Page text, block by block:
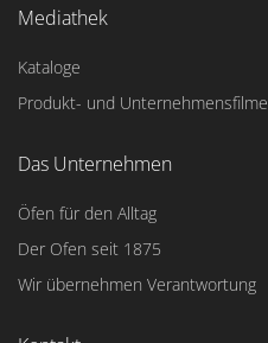
Mediathek
Kataloge
Produkt- und Unternehmensfilme
Das Unternehmen
Öfen für den Alltag
Der Ofen seit 1875
Wir übernehmen Verantwortung